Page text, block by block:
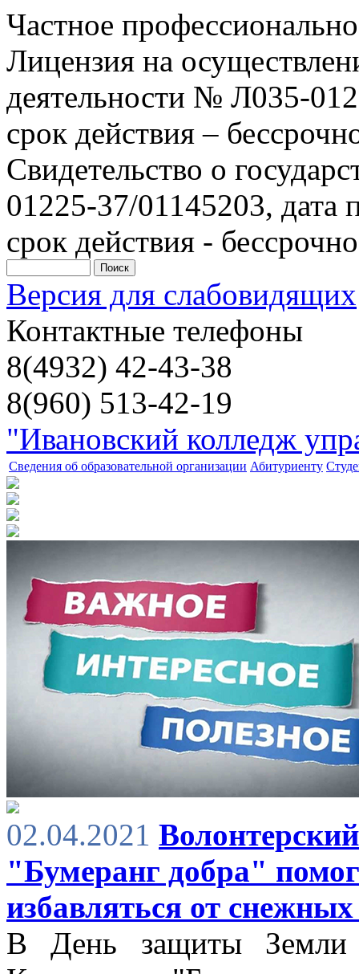
Частное
Лицензия на
деятельности № Л035-
срок действия –
Свидетельство о
01225-37/01145203, дата
срок действия - бессрочно
Версия для слабовидящих
Контактные телефоны
8(4932) 42-43-38
8(960) 513-42-19
"Ивановский колледж
Сведения об образовательной организации Абитуриенту
02.04.2021
"Бумеранг добра"
избавляться от
В День защиты Земли